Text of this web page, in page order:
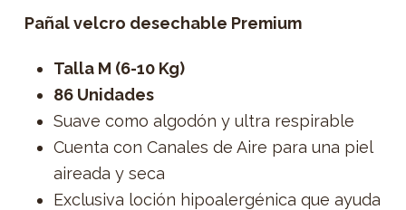
Pañal velcro desechable Premium
Talla M (6-10 Kg)
86 Unidades
Suave como algodón y ultra respirable
Cuenta con Canales de Aire para una piel
aireada y seca
Exclusiva loción hipoalergénica que ayuda